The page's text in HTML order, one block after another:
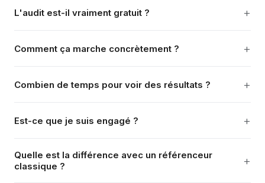
L'audit est-il vraiment gratuit ? +
Comment ça marche concrètement ? +
Combien de temps pour voir des résultats ? +
Est-ce que je suis engagé ? +
Quelle est la différence avec un référenceur
classique ?
+